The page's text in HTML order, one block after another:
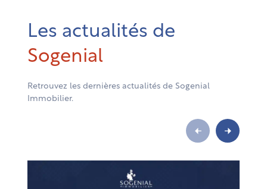
Les actualités de
Sogenial
Retrouvez les dernières actualités de Sogenial
Immobilier.